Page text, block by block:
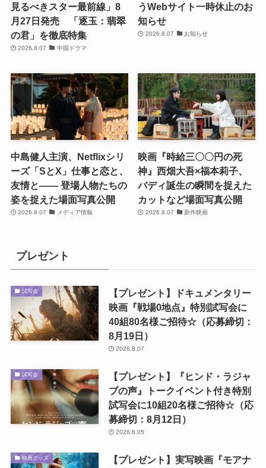
見るべきスター最前線」8
月27日発売 「逐玉：翡翠
の君」を徹底特集
2026.8.07 中国ドラマ
うWebサイト一時休止のお
知らせ
2026.8.07 お知らせ
中島健人主演、Netflixシリ
ーズ「SとX」仕事と恋と、
友情と―― 登場人物たちの
姿を捉えた場面写真公開
2026.8.07 メディア情報
映画『時給三〇〇円の死
神』西畑大吾×福本莉子、
バディ誕生の瞬間を捉えた
カットなど場面写真公開
2026.8.07 新作映画
プレゼント
試写会
【プレゼント】ドキュメンタリー
映画『戦場0地点』特別試写会に
40組80名様ご招待☆（応募締切：
8月19日）
2026.8.07
試写会
【プレゼント】『ヒンド・ラジャ
ブの声』トークイベント付き特別
試写会に10組20名様ご招待☆（応
募締切：8月12日）
2026.8.05
映画グッズ
【プレゼント】実写映画『モアナ